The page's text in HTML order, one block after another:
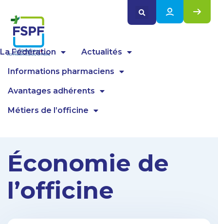
La Fédération Actualités
Informations pharmaciens
Avantages adhérents
Métiers de l’officine
Économie de
l’officine